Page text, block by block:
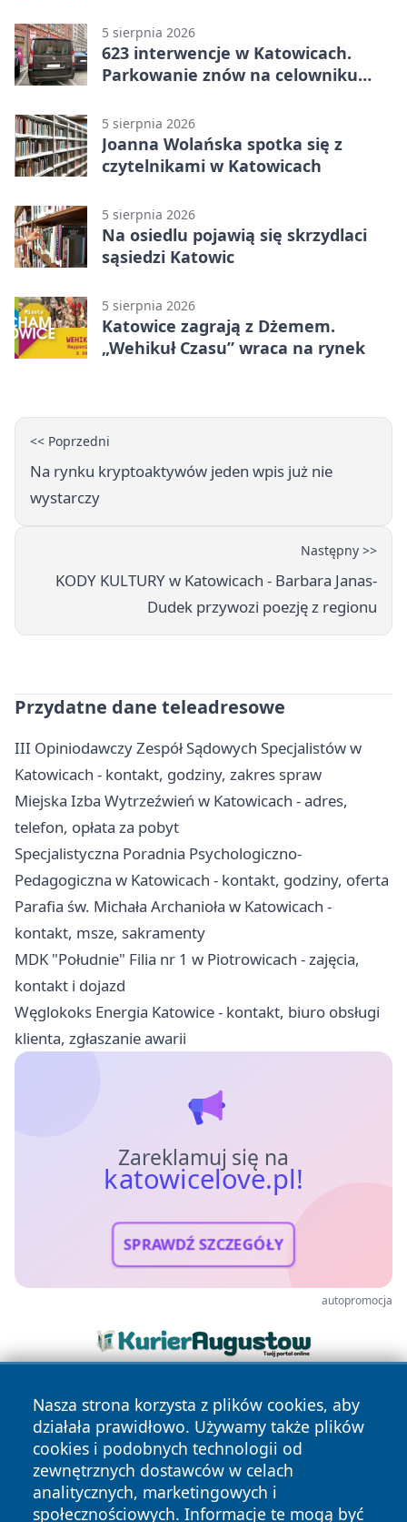
5 sierpnia 2026
623 interwencje w Katowicach.
Parkowanie znów na celowniku
5 sierpnia 2026
Joanna Wolańska spotka się z
czytelnikami w Katowicach
5 sierpnia 2026
Na osiedlu pojawią się skrzydlaci
sąsiedzi Katowic
5 sierpnia 2026
Katowice zagrają z Dżemem.
„Wehikuł Czasu” wraca na rynek
<< Poprzedni
Na rynku kryptoaktywów jeden wpis już nie
wystarczy
Następny >>
KODY KULTURY w Katowicach - Barbara Janas-
Dudek przywozi poezję z regionu
Przydatne dane teleadresowe
III Opiniodawczy Zespół Sądowych Specjalistów w
Katowicach - kontakt, godziny, zakres spraw
Miejska Izba Wytrzeźwień w Katowicach - adres,
telefon, opłata za pobyt
Specjalistyczna Poradnia Psychologiczno-
Pedagogiczna w Katowicach - kontakt, godziny, oferta
Parafia św. Michała Archanioła w Katowicach -
kontakt, msze, sakramenty
MDK "Południe" Filia nr 1 w Piotrowicach - zajęcia,
kontakt i dojazd
Węglokoks Energia Katowice - kontakt, biuro obsługi
klienta, zgłaszanie awarii
Zareklamuj się na
katowicelove.pl!
SPRAWDŹ SZCZEGÓŁY
autopromocja
Nasza strona korzysta z plików cookies, aby
działała prawidłowo. Używamy także plików
cookies i podobnych technologii od
zewnętrznych dostawców w celach
analitycznych, marketingowych i
społecznościowych. Informacje te mogą być
Copyright © 2026 katowicelove.pl Wszystkie prawa